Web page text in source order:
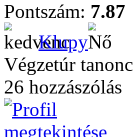
Pontszám: 7.87
Klupy
Végzetúr tanonc
26 hozzászólás